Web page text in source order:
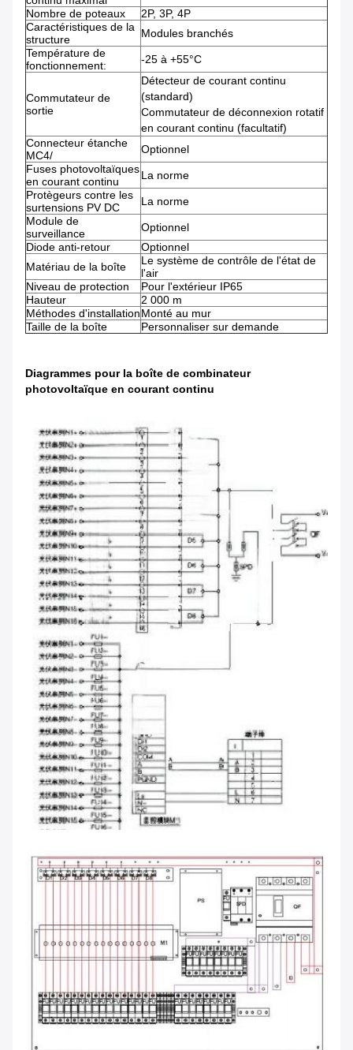
Nombre de poteaux
2P, 3P, 4P
Caractéristiques de la
structure
Modules branchés
Température de
fonctionnement:
-25 à +55°C
Commutateur de
sortie
Détecteur de courant continu
(standard)
Commutateur de déconnexion rotatif
en courant continu (facultatif)
Connecteur étanche
MC4/
Optionnel
Fuses photovoltaïques
en courant continu
La norme
Protègeurs contre les
surtensions PV DC
La norme
Module de
surveillance
Optionnel
Diode anti-retour
Optionnel
Matériau de la boîte
Le système de contrôle de l'état de
l'air
Niveau de protection
Pour l'extérieur IP65
Hauteur
2 000 m
Méthodes d'installationMonté au mur
Taille de la boîte
Personnaliser sur demande
Diagrammes pour la boîte de combinateur
photovoltaïque en courant continu